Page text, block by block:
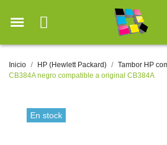
Inicio HP (Hewlett Packard) Tambor HP
CB384A negro compatible a original CB384A
En stock